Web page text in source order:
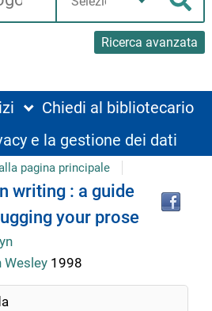
Ricerca avanzata
biblioteca
Chiedi al bibliotecario
e la gestione dei dati
pagina principale
writing : a guide
your prose
Wesley 1998